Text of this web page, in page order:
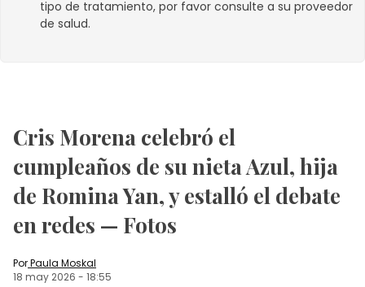
tipo de tratamiento, por favor consulte a su proveedor
de salud.
Cris Morena celebró el
cumpleaños de su nieta Azul, hija
de Romina Yan, y estalló el debate
en redes — Fotos
PorPaula Moskal
18 may 2026 - 18:55